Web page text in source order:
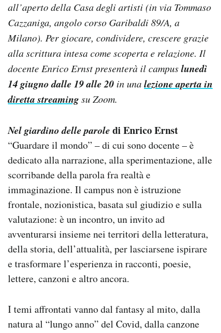
Area Personale
Newsletter
Notifiche mobile
Regala il Post
Hai bisogno di aiuto?
all’aperto della Casa degli artisti (in via Tommaso
Cazzaniga, angolo corso Garibaldi 89/A, a
Milano). Per giocare, condividere, crescere grazie
alla scrittura intesa come scoperta e relazione. Il
docente Enrico Ernst presenterà il campuslunedì
14 giugno dalle 19 alle 20 in unalezione aperta in
diretta streamingsu Zoom.
Nel giardino delle parole di Enrico Ernst
“Guardare il mondo” – di cui sono docente – è
dedicato alla narrazione, alla sperimentazione, alle
scorribande della parola fra realtà e
immaginazione. Il campus non è istruzione
frontale, nozionistica, basata sul giudizio e sulla
valutazione: è un incontro, un invito ad
avventurarsi insieme nei territori della letteratura,
della storia, dell’attualità, per lasciarsene ispirare
e trasformare l’esperienza in racconti, poesie,
lettere, canzoni e altro ancora.
I temi affrontati vanno dal fantasy al mito, dalla
natura al “lungo anno” del Covid, dalla canzone